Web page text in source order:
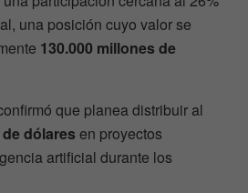
una posición cuyo valor se
130.000 millones de
que planea distribuir al
dólares en proyectos
artificial durante los